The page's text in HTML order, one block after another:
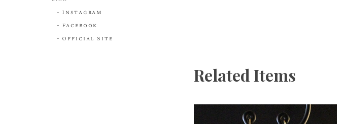
Related Items
Instagram
Facebook
Official Site